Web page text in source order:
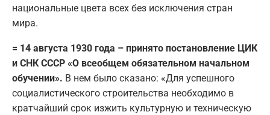
национальные цвета всех без исключения стран
мира.
= 14 августа 1930 года – принято постановление ЦИК
и СНК СССР «О всеобщем обязательном начальном
обучении». В нем было сказано: «Для успешного
социалистического строительства необходимо в
кратчайший срок изжить культурную и техническую